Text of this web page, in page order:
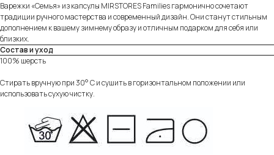
Варежки «Семья» из капсулы MIRSTORES Families гармонично сочетают
традиции ручного мастерства и современный дизайн. Они станут стильным
дополнением к вашему зимнему образу и отличным подарком для себя или
близких.
Состав и уход
100% шерсть
Стирать вручную при 30° C и сушить в горизонтальном положении или
использовать сухую чистку.